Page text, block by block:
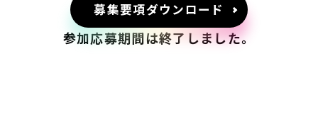
募集要項ダウンロード
参加応募期間は終了しました。